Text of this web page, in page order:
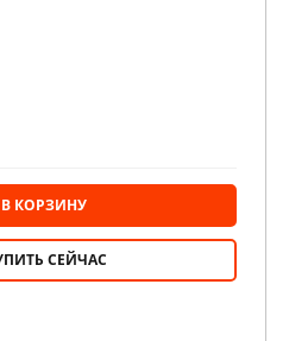
В КОРЗИНУ
СЕЙЧАС